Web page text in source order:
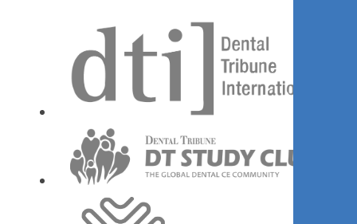
Დარეგისტრირდით ახლა
Oclusão com ênfase em
Reabilitação Neuroclusal.